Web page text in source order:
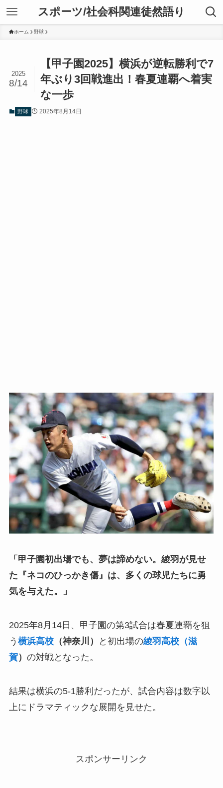
スポーツ/社会科関連徒然語り
ホーム 野球
【甲子園2025】横浜が逆転勝利で7
年ぶり3回戦進出！春夏連覇へ着実
な一歩
2025
8/14
野球 2025年8月14日
「甲子園初出場でも、夢は諦めない。綾羽が見せ
た『ネコのひっかき傷』は、多くの球児たちに勇
気を与えた。」
2025年8月14日、甲子園の第3試合は春夏連覇を狙
う 横浜高校（神奈川） と初出場の綾羽高校（滋
賀） の対戦となった。
結果は横浜の5-1勝利だったが、試合内容は数字以
上にドラマティックな展開を見せた。
スポンサーリンク